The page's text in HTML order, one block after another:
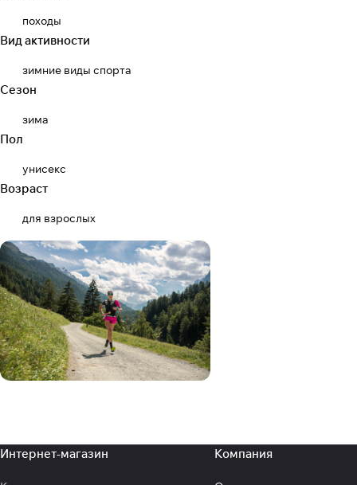
походы
Вид активности
зимние виды спорта
Сезон
зима
Пол
унисекс
Возраст
для взрослых
Интернет-магазин Компания